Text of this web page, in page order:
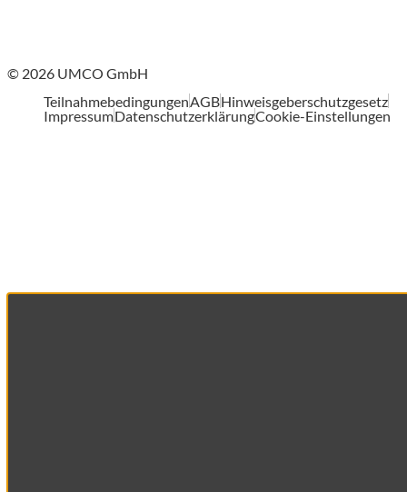
© 2026 UMCO GmbH
TeilnahmebedingungenAGBHinweisgeberschutzgesetz
ImpressumDatenschutzerklärungCookie-Einstellungen